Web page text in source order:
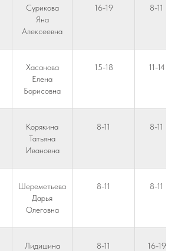
Сурикова
Яна
Алексеевна
16-19 8-11
Хасанова
Елена
Борисовна
15-18 11-14
Корякина
Татьяна
Ивановна
8-11 8-11
Шереметьева
Дарья
Олеговна
8-11 8-11
Лидишина
8-11 16-19